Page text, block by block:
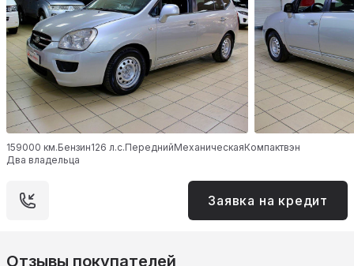
159000 км.Бензин126 л.с.ПереднийМеханическаяКомпактвэн
Два владельца
Заявка на кредит
Отзывы покупателей